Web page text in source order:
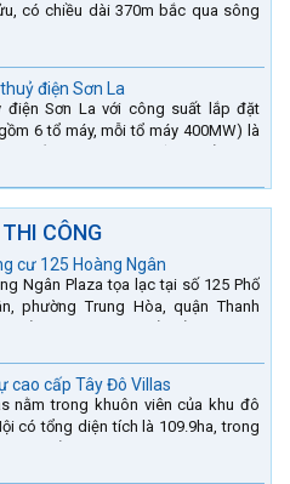
có chiều dài 370m bắc qua sông
điện Sơn La
điện Sơn La với công suất lắp đặt
6 tổ máy, mỗi tổ máy 400MW) là
CÔNG
cư 125 Hoàng Ngân
Ngân Plaza tọa lạc tại số 125 Phố
phường Trung Hòa, quận Thanh
cao cấp Tây Đô Villas
nằm trong khuôn viên của khu đô
có tổng diện tích là 109.9ha, trong